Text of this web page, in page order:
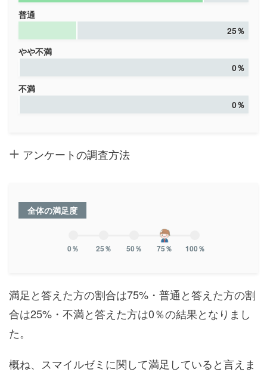
普通
25％
やや不満
0％
不満
0％
アンケートの調査方法
全体の満足度
0％ 25％ 50％ 75％ 100％
満足と答えた方の割合は75%・普通と答えた方の割
合は25%・不満と答えた方は0％の結果となりまし
た。
概ね、スマイルゼミに関して満足していると言えま